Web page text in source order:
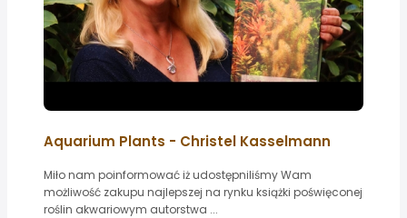
Aquarium Plants - Christel Kasselmann
Miło nam poinformować iż udostępniliśmy Wam
możliwość zakupu najlepszej na rynku książki poświęconej
roślin akwariowym autorstwa ...